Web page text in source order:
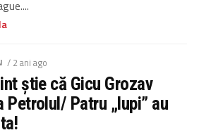
/ 2 ani ago
știe că Gicu Grozav
Petrolul/ Patru „lupi” au